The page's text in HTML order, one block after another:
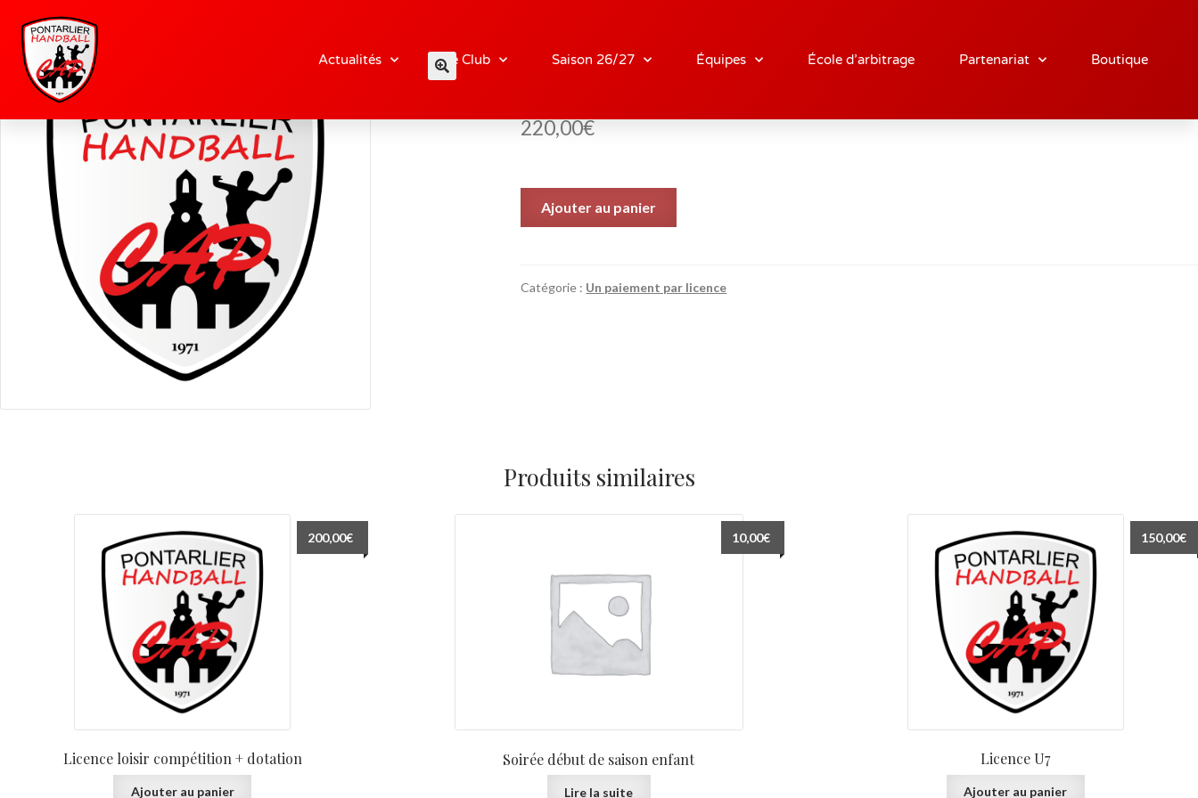
Actualités Le Club Saison 26/27 Équipes École d’arbitrage Partenariat Boutique
Licence U18
220,00€
Ajouter au panier
Catégorie : Un paiement par licence
Produits similaires
Licence loisir compétition + dotation
200,00€
Ajouter au panier
Soirée début de saison enfant
10,00€
Lire la suite
Licence U7
150,00€
Ajouter au panier